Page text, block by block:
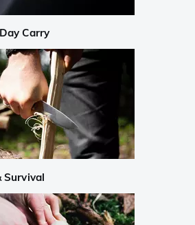
Carry
Survival